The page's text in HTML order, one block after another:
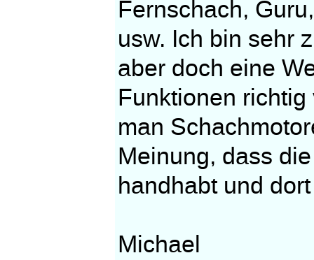
Fernschach,
usw. Ich bin sehr
aber doch eine
Funktionen
man
Meinung, dass
handhabt und
Michael